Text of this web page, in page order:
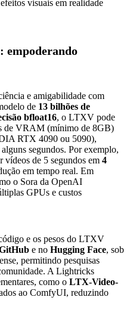
visuais em realidade
empoderando
e amigabilidade com
de 13 bilhões de
bfloat16, o LTXV pode
de VRAM (mínimo de 8GB)
RTX 4090 ou 5090),
segundos. Por exemplo,
de 5 segundos em 4
em tempo real. Em
o Sora da OpenAI
GPUs e custos
e os pesos do LTXV
e no Hugging Face, sob
permitindo pesquisas
A Lightricks
como o LTX-Video-
ao ComfyUI, reduzindo